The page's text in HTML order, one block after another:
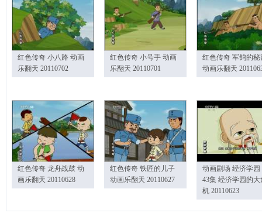
红色传奇 小八路 动画
乐翻天 20110702
红色传奇 小号手 动画
乐翻天 20110701
红色传奇 军鸽的秘
动画乐翻天
红色传奇 龙舟战鼓 动
画乐翻天 20110628
红色传奇 铁匠的儿子
动画乐翻天 20110627
动画剧场 经济学园
43集 经济学园的大
机 20110623